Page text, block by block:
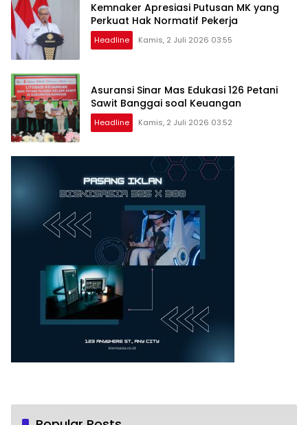
Kemnaker Apresiasi Putusan MK yang
Perkuat Hak Normatif Pekerja
Headline Kamis, 2 Juli 2026 03:55
Asuransi Sinar Mas Edukasi 126 Petani
Sawit Banggai soal Keuangan
Headline Kamis, 2 Juli 2026 03:52